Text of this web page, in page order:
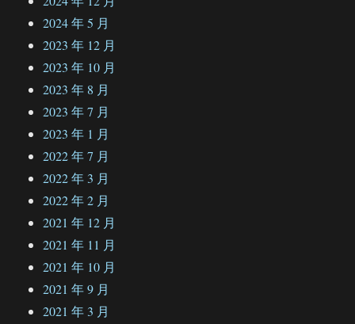
2024 年 5 月
2023 年 12 月
2023 年 10 月
2023 年 8 月
2023 年 7 月
2023 年 1 月
2022 年 7 月
2022 年 3 月
2022 年 2 月
2021 年 12 月
2021 年 11 月
2021 年 10 月
2021 年 9 月
2021 年 3 月